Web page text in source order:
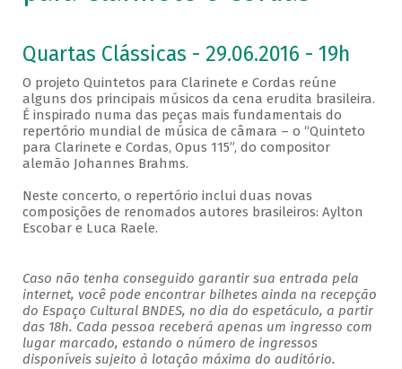
Quartas Clássicas - 29.06.2016 - 19h
O projeto Quintetos para Clarinete e Cordas reúne
alguns dos principais músicos da cena erudita brasileira.
É inspirado numa das peças mais fundamentais do
repertório mundial de música de câmara – o “Quinteto
para Clarinete e Cordas, Opus 115”, do compositor
alemão Johannes Brahms.
Neste concerto, o repertório inclui duas novas
composições de renomados autores brasileiros: Aylton
Escobar e Luca Raele.
Caso não tenha conseguido garantir sua entrada pela
internet, você pode encontrar bilhetes ainda na recepção
do Espaço Cultural BNDES, no dia do espetáculo, a partir
das 18h. Cada pessoa receberá apenas um ingresso com
lugar marcado, estando o número de ingressos
disponíveis sujeito à lotação máxima do auditório.